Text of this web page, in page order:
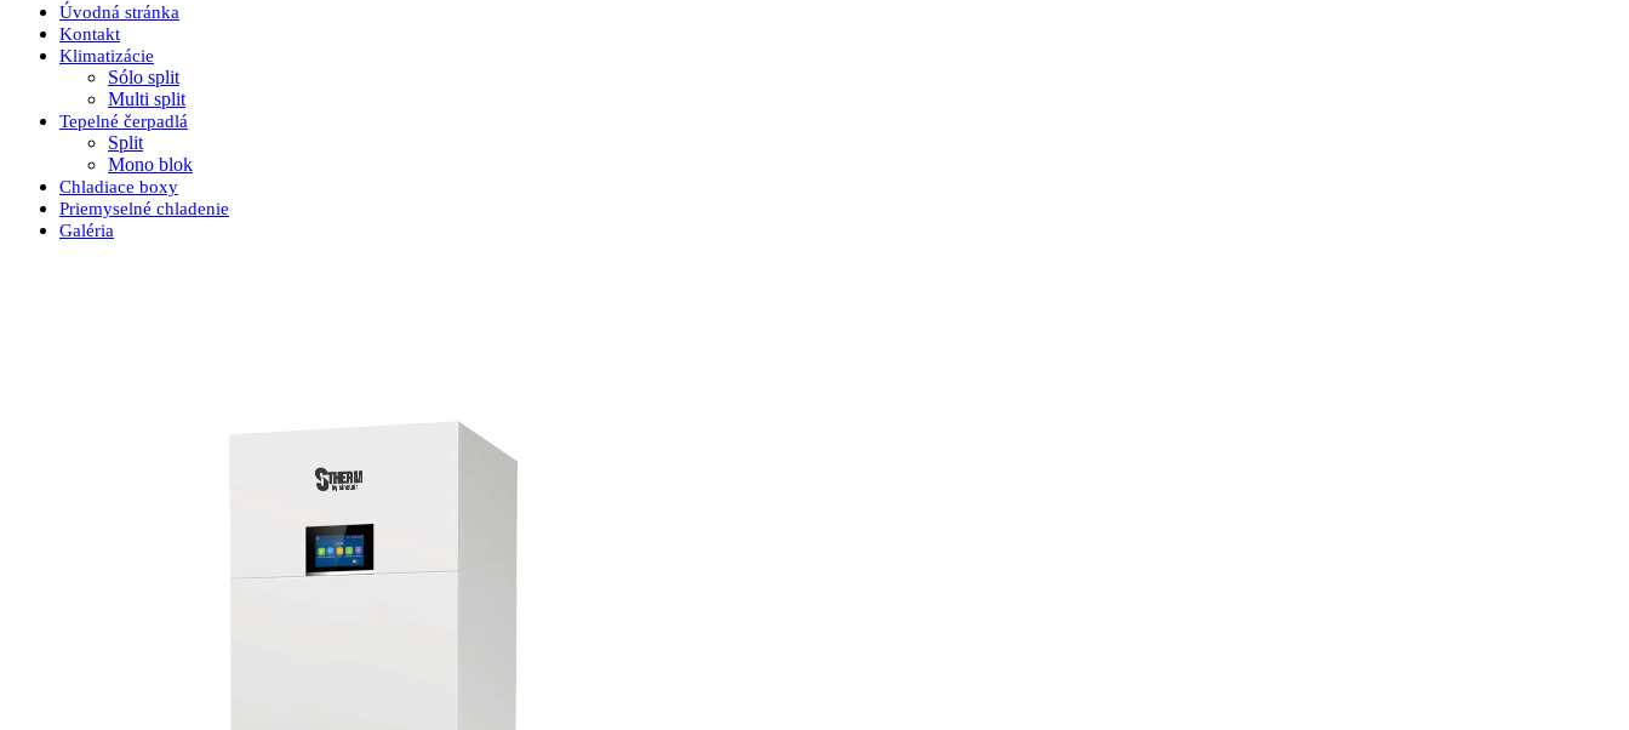
Úvodná stránka
Kontakt
Klimatizácie
Sólo split
Multi split
Tepelné čerpadlá
Split
Mono blok
Chladiace boxy
Priemyselné chladenie
Galéria